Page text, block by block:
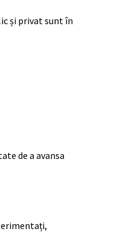
și privat sunt în
de a avansa